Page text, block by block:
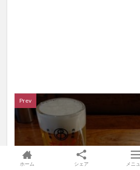
Prev
2021年4月13日
ホーム シェア メニ